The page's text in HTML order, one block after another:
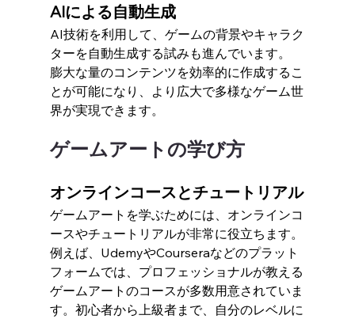
AIによる自動生成
AI技術を利用して、ゲームの背景やキャラク
ターを自動生成する試みも進んでいます。
膨大な量のコンテンツを効率的に作成するこ
とが可能になり、より広大で多様なゲーム世
界が実現できます。
ゲームアートの学び方
オンラインコースとチュートリアル
ゲームアートを学ぶためには、オンラインコ
ースやチュートリアルが非常に役立ちます。
例えば、UdemyやCourseraなどのプラット
フォームでは、プロフェッショナルが教える
ゲームアートのコースが多数用意されていま
す。初心者から上級者まで、自分のレベルに